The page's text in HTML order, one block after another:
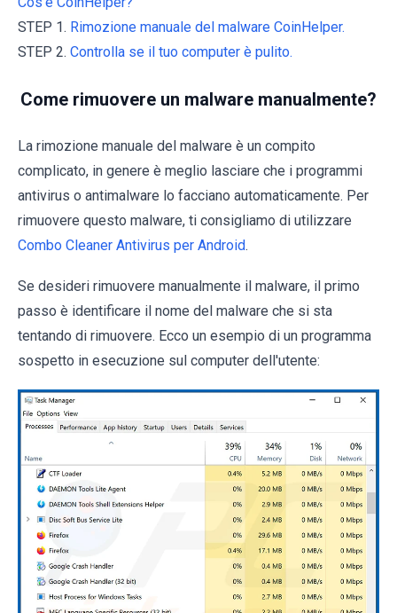
STEP 1. Rimozione manuale del malware CoinHelper.
STEP 2. Controlla se il tuo computer è pulito.
Come rimuovere un malware manualmente?
La rimozione manuale del malware è un compito
complicato, in genere è meglio lasciare che i programmi
antivirus o antimalware lo facciano automaticamente. Per
rimuovere questo malware, ti consigliamo di utilizzare
Combo Cleaner Antivirus per Android.
Se desideri rimuovere manualmente il malware, il primo
passo è identificare il nome del malware che si sta
tentando di rimuovere. Ecco un esempio di un programma
sospetto in esecuzione sul computer dell'utente: